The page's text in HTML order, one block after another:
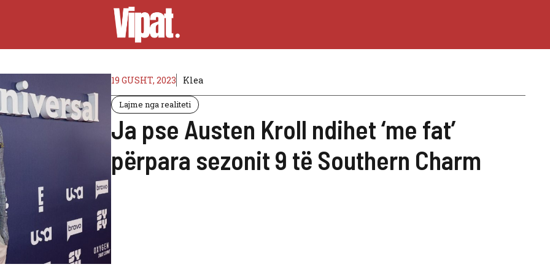
19 GUSHT, 2023 Klea
Lajme nga realiteti
Ja pse Austen Kroll ndihet ‘me fat’
përpara sezonit 9 të Southern Charm